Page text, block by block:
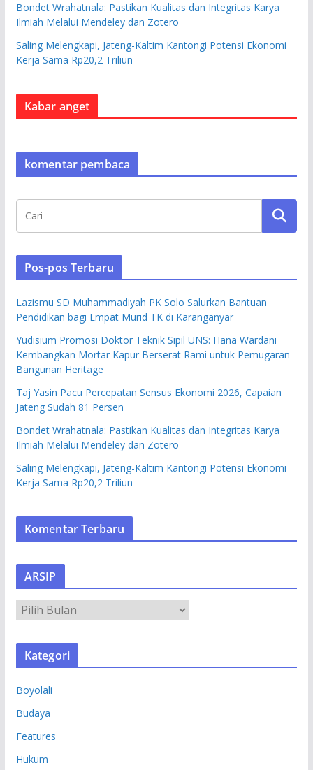
Bondet Wrahatnala: Pastikan Kualitas dan Integritas Karya
Ilmiah Melalui Mendeley dan Zotero
Saling Melengkapi, Jateng-Kaltim Kantongi Potensi Ekonomi
Kerja Sama Rp20,2 Triliun
Kabar anget
komentar pembaca
Pos-pos Terbaru
Lazismu SD Muhammadiyah PK Solo Salurkan Bantuan
Pendidikan bagi Empat Murid TK di Karanganyar
Yudisium Promosi Doktor Teknik Sipil UNS: Hana Wardani
Kembangkan Mortar Kapur Berserat Rami untuk Pemugaran
Bangunan Heritage
Taj Yasin Pacu Percepatan Sensus Ekonomi 2026, Capaian
Jateng Sudah 81 Persen
Bondet Wrahatnala: Pastikan Kualitas dan Integritas Karya
Ilmiah Melalui Mendeley dan Zotero
Saling Melengkapi, Jateng-Kaltim Kantongi Potensi Ekonomi
Kerja Sama Rp20,2 Triliun
Komentar Terbaru
ARSIP
S
Kategori
Boyolali
Budaya
Features
Hukum